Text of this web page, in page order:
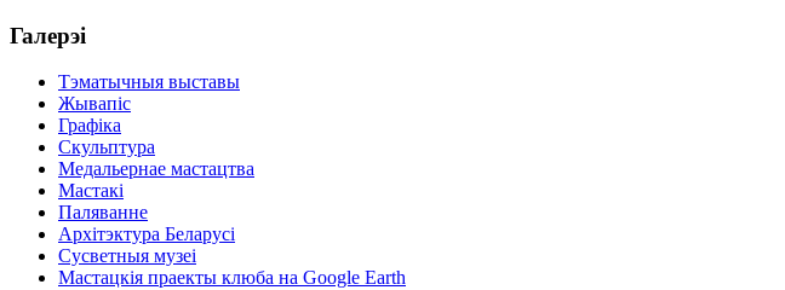
Галерэі
Тэматычныя выставы
Жывапіс
Графіка
Скульптура
Медальернае мастацтва
Мастакі
Паляванне
Архітэктура Беларусі
Сусветныя музеі
Мастацкія праекты клюба на Google Earth